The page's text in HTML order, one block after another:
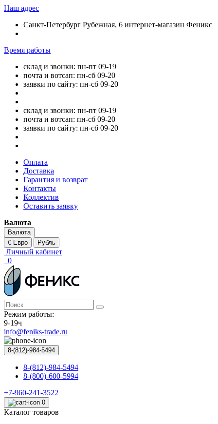
Наш адрес
Санкт-Петербург Рубежная, 6 интернет-магазин Феникс
Время работы
склад и звонки: пн-пт 09-19
почта и вотсап: пн-сб 09-20
заявки по сайту: пн-сб 09-20
склад и звонки: пн-пт 09-19
почта и вотсап: пн-сб 09-20
заявки по сайту: пн-сб 09-20
Оплата
Доставка
Гарантия и возврат
Контакты
Коллектив
Оставить заявку
Валюта
Валюта
€ Евро
Рубль
Личный кабинет
0
Режим работы:
9-19ч
info@feniks-trade.ru
8-(812)-984-5494
8-(812)-984-5494
8-(800)-600-5994
+7-960-241-3522
0
Каталог товаров